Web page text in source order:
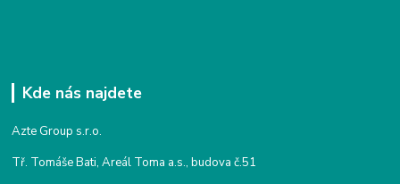
Kde nás najdete
Azte Group s.r.o.
Tř. Tomáše Bati, Areál Toma a.s., budova č.51